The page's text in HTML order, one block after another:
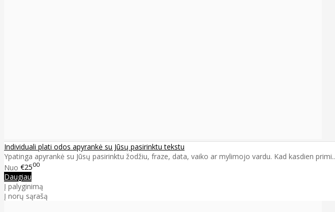
Individuali plati odos apyrankė su Jūsų pasirinktu tekstu
Ypatinga apyrankė su Jūsų pasirinktu žodžiu, fraze, data, vaiko ar mylimojo vardu. Kad kasdien primi..
Nuo €2500
Daugiau
Į palyginimą
Į norų sąrašą